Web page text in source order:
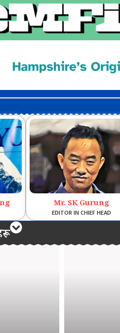
Mr. SK Gurung
EDITOR IN CHIEF HEAD